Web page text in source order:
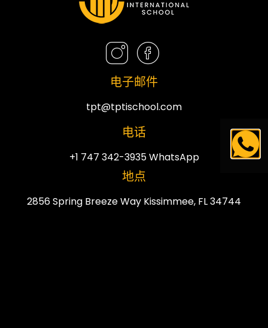
电子邮件
tpt@tptischool.com
电话
+1 747 342-3935 WhatsApp
地点
2856 Spring Breeze Way Kissimmee, FL 34744